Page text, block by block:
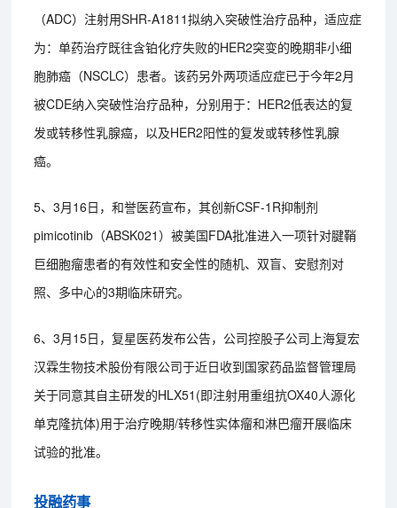
（ADC）注射用SHR-A1811拟纳入突破性治疗品种，适应症
为：单药治疗既往含铂化疗失败的HER2突变的晚期非小细
胞肺癌（NSCLC）患者。该药另外两项适应症已于今年2月
被CDE纳入突破性治疗品种，分别用于：HER2低表达的复
发或转移性乳腺癌，以及HER2阳性的复发或转移性乳腺
癌。
5、3月16日，和誉医药宣布，其创新CSF-1R抑制剂
pimicotinib（ABSK021）被美国FDA批准进入一项针对腱鞘
巨细胞瘤患者的有效性和安全性的随机、双盲、安慰剂对
照、多中心的3期临床研究。
6、3月15日，复星医药发布公告，公司控股子公司上海复宏
汉霖生物技术股份有限公司于近日收到国家药品监督管理局
关于同意其自主研发的HLX51(即注射用重组抗OX40人源化
单克隆抗体)用于治疗晚期/转移性实体瘤和淋巴瘤开展临床
试验的批准。
投融药事